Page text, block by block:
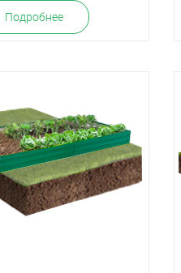
Подробнее